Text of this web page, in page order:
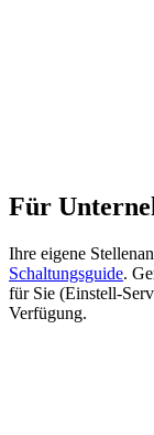
Für
Ihre eigene
Schaltungsguide.
für Sie (Einstell-
Verfügung.